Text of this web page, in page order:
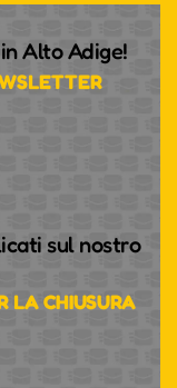
Alto Adige!
sul nostro
LA CHIUSURA